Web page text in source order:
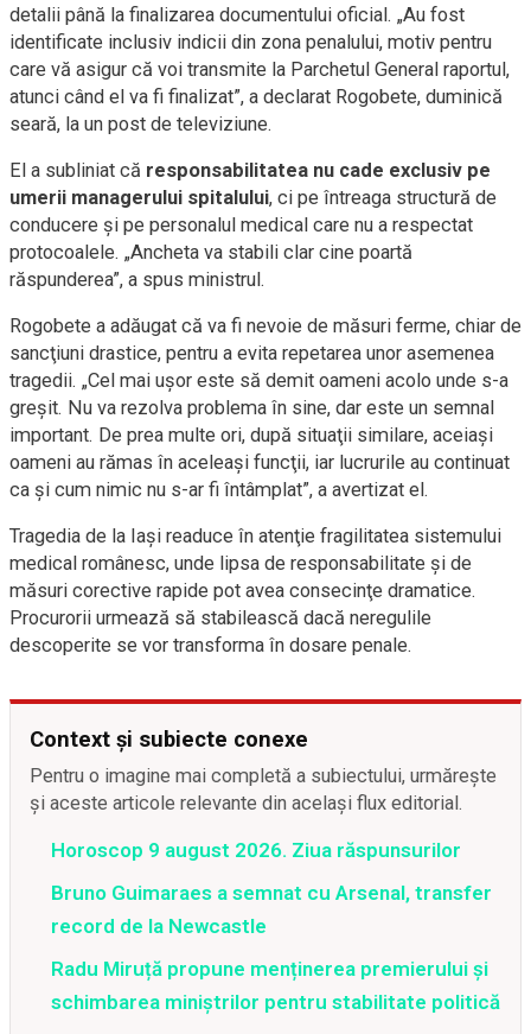
detalii până la finalizarea documentului oficial. „Au fost
identificate inclusiv indicii din zona penalului, motiv pentru
care vă asigur că voi transmite la Parchetul General raportul,
atunci când el va fi finalizat”, a declarat Rogobete, duminică
seară, la un post de televiziune.
El a subliniat că responsabilitatea nu cade exclusiv pe
umerii managerului spitalului, ci pe întreaga structură de
conducere şi pe personalul medical care nu a respectat
protocoalele. „Ancheta va stabili clar cine poartă
răspunderea”, a spus ministrul.
Rogobete a adăugat că va fi nevoie de măsuri ferme, chiar de
sancţiuni drastice, pentru a evita repetarea unor asemenea
tragedii. „Cel mai uşor este să demit oameni acolo unde s-a
greşit. Nu va rezolva problema în sine, dar este un semnal
important. De prea multe ori, după situaţii similare, aceiaşi
oameni au rămas în aceleaşi funcţii, iar lucrurile au continuat
ca şi cum nimic nu s-ar fi întâmplat”, a avertizat el.
Tragedia de la Iaşi readuce în atenţie fragilitatea sistemului
medical românesc, unde lipsa de responsabilitate şi de
măsuri corective rapide pot avea consecinţe dramatice.
Procurorii urmează să stabilească dacă neregulile
descoperite se vor transforma în dosare penale.
Context și subiecte conexe
Pentru o imagine mai completă a subiectului, urmărește
și aceste articole relevante din același flux editorial.
Horoscop 9 august 2026. Ziua răspunsurilor
Bruno Guimaraes a semnat cu Arsenal, transfer
record de la Newcastle
Radu Miruță propune menținerea premierului și
schimbarea miniștrilor pentru stabilitate politică